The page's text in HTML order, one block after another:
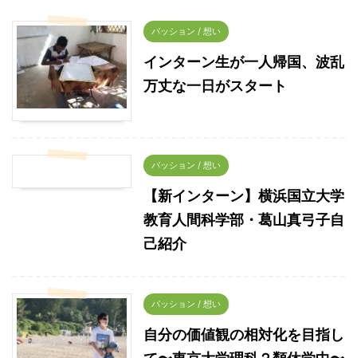
パッション / 想い
インターン生が一人帰国、波乱
万丈な一日がスタート
パッション / 想い
【新インターン】横浜国立大学
教育人間科学部・葛山真弓子自
己紹介
パッション / 想い
自分の価値観の相対化を目指し